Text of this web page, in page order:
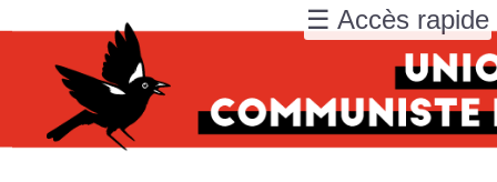
☰ Accès rapide